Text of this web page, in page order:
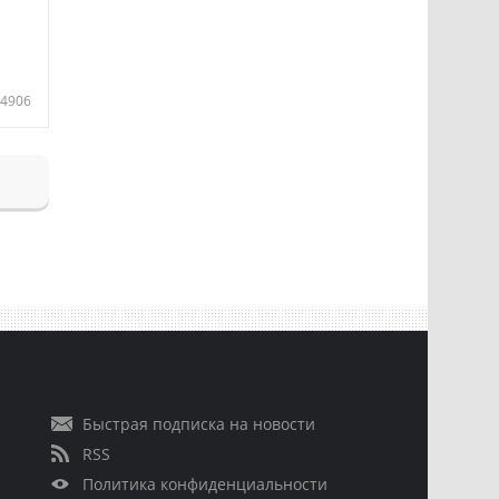
4906
Быстрая подписка на новости
RSS
Политика конфиденциальности